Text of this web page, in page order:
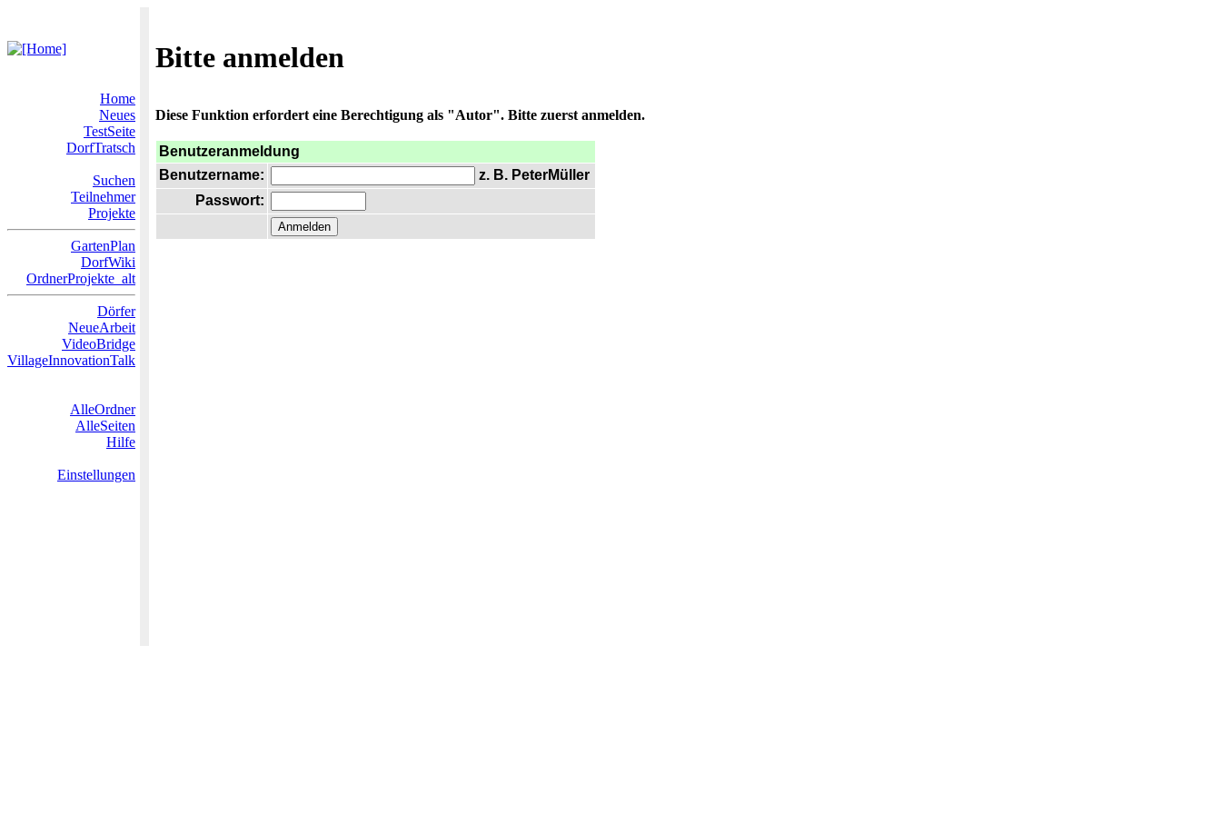
Bitte anmelden
Home
Neues
TestSeite
DorfTratsch
Suchen
Teilnehmer
Projekte
GartenPlan
DorfWiki
OrdnerProjekte_alt
Dörfer
NeueArbeit
VideoBridge
VillageInnovationTalk
AlleOrdner
AlleSeiten
Hilfe
Einstellungen
Diese Funktion erfordert eine Berechtigung als "Autor". Bitte zuerst anmelden.
Benutzeranmeldung
Benutzername:
z. B. PeterMüller
Passwort: